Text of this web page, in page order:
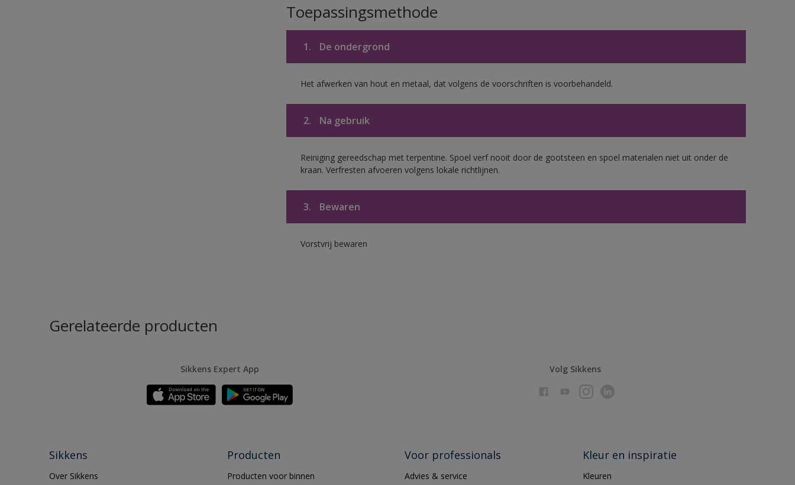
Toepassingsmethode
1. De ondergrond
Het afwerken van hout en metaal, dat volgens de voorschriften is voorbehandeld.
2. Na gebruik
Reiniging gereedschap met terpentine. Spoel verf nooit door de gootsteen en spoel materialen niet uit onder de
kraan. Verfresten afvoeren volgens lokale richtlijnen.
3. Bewaren
Vorstvrij bewaren
Gerelateerde producten
Sikkens Expert App Volg Sikkens
Sikkens
Over Sikkens
Producten
Producten voor binnen
Voor professionals
Advies & service
Kleur en inspiratie
Kleuren